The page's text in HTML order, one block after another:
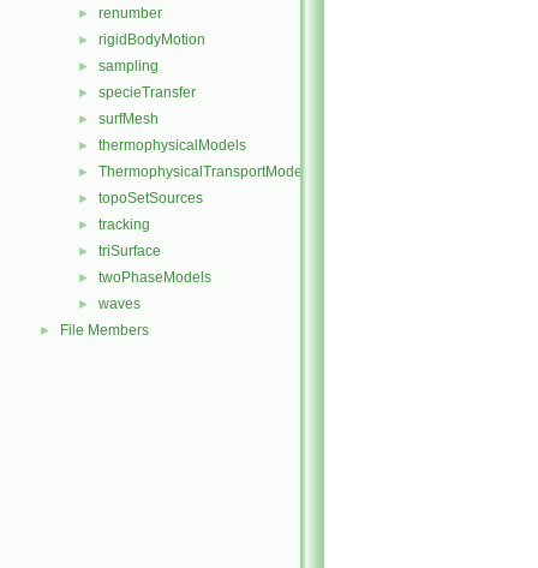
► renumber
► rigidBodyMotion
► sampling
► specieTransfer
► surfMesh
► thermophysicalModels
► ThermophysicalTransportModels
► topoSetSources
► tracking
► triSurface
► twoPhaseModels
► waves
► File Members